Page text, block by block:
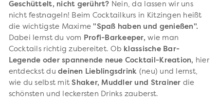
Geschüttelt, nicht gerührt? Nein, da lassen wir uns
nicht festnageln! Beim Cocktailkurs in Kitzingen heißt
die wichtigste Maxime "Spaß haben und genießen".
Dabei lernst du vom Profi-Barkeeper, wie man
Cocktails richtig zubereitet. Ob klassische Bar-
Legende oder spannende neue Cocktail-Kreation, hier
entdeckst dudeinen Lieblingsdrink (neu) und lernst,
wie du selbst mitShaker, Muddler und Strainer die
schönsten und leckersten Drinks zauberst.